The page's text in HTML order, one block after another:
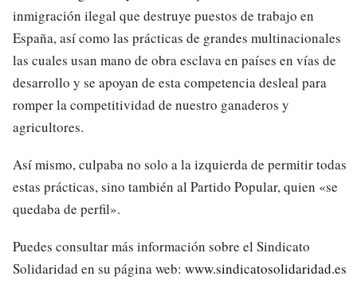
inmigración ilegal que destruye puestos de trabajo en
España, así como las prácticas de grandes multinacionales
las cuales usan mano de obra esclava en países en vías de
desarrollo y se apoyan de esta competencia desleal para
romper la competitividad de nuestro ganaderos y
agricultores.
Así mismo, culpaba no solo a la izquierda de permitir todas
estas prácticas, sino también al Partido Popular, quien «se
quedaba de perfil».
Puedes consultar más información sobre el Sindicato
Solidaridad en su página web: www.sindicatosolidaridad.es